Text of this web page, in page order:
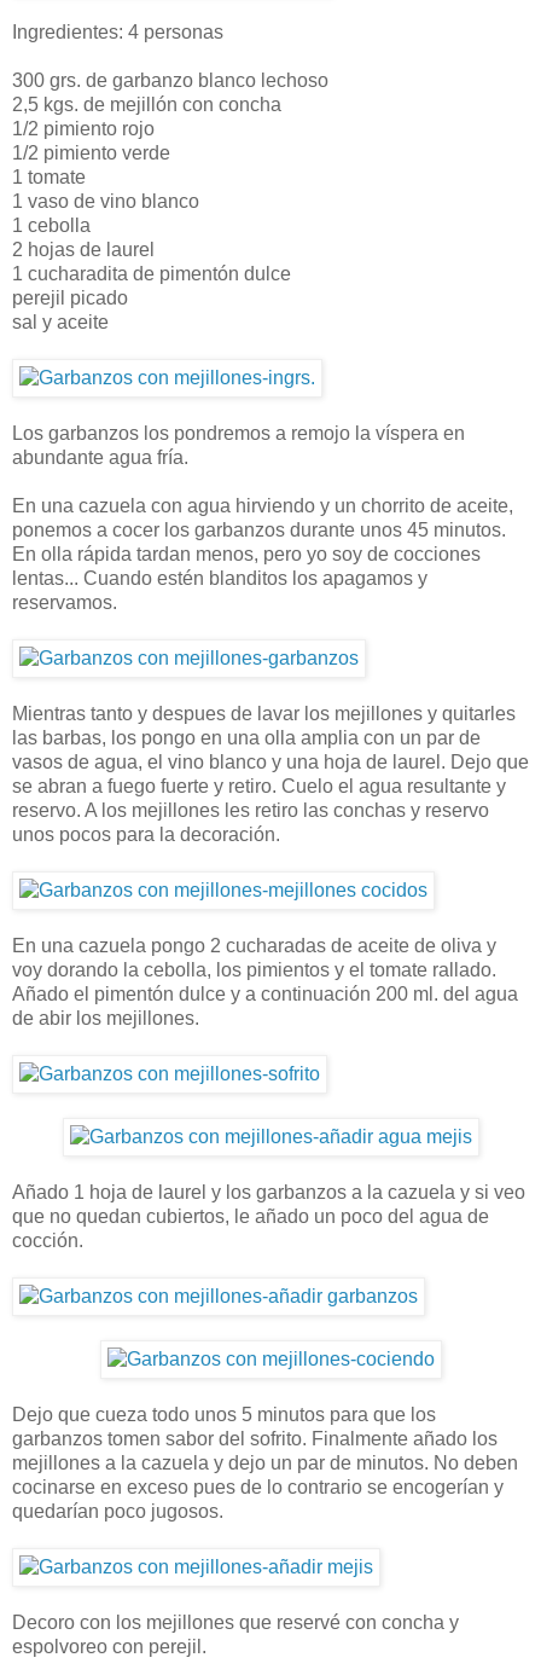
Ingredientes: 4 personas
300 grs. de garbanzo blanco lechoso
2,5 kgs. de mejillón con concha
1/2 pimiento rojo
1/2 pimiento verde
1 tomate
1 vaso de vino blanco
1 cebolla
2 hojas de laurel
1 cucharadita de pimentón dulce
perejil picado
sal y aceite
Los garbanzos los pondremos a remojo la víspera en
abundante agua fría.
En una cazuela con agua hirviendo y un chorrito de aceite,
ponemos a cocer los garbanzos durante unos 45 minutos.
En olla rápida tardan menos, pero yo soy de cocciones
lentas... Cuando estén blanditos los apagamos y
reservamos.
Mientras tanto y despues de lavar los mejillones y quitarles
las barbas, los pongo en una olla amplia con un par de
vasos de agua, el vino blanco y una hoja de laurel. Dejo que
se abran a fuego fuerte y retiro. Cuelo el agua resultante y
reservo. A los mejillones les retiro las conchas y reservo
unos pocos para la decoración.
En una cazuela pongo 2 cucharadas de aceite de oliva y
voy dorando la cebolla, los pimientos y el tomate rallado.
Añado el pimentón dulce y a continuación 200 ml. del agua
de abir los mejillones.
Añado 1 hoja de laurel y los garbanzos a la cazuela y si veo
que no quedan cubiertos, le añado un poco del agua de
cocción.
Dejo que cueza todo unos 5 minutos para que los
garbanzos tomen sabor del sofrito. Finalmente añado los
mejillones a la cazuela y dejo un par de minutos. No deben
cocinarse en exceso pues de lo contrario se encogerían y
quedarían poco jugosos.
Decoro con los mejillones que reservé con concha y
espolvoreo con perejil.